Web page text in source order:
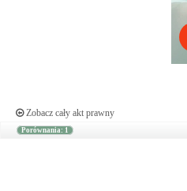
Zobacz cały akt prawny
Porównania: 1